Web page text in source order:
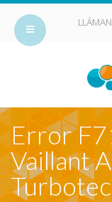
Error
Vaillant
Turbotec